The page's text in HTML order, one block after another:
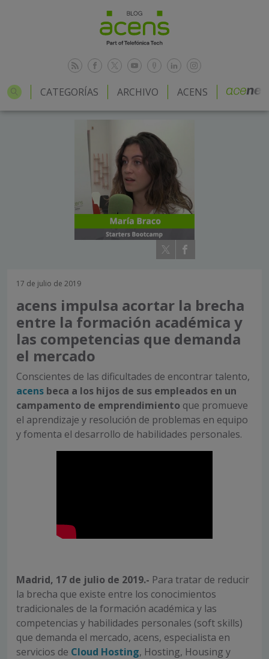
CATEGORÍAS ARCHIVO ACENS
17 de julio de 2019
acens impulsa acortar la brecha
entre la formación académica y
las competencias que demanda
el mercado
Conscientes de las dificultades de encontrar talento,
acens beca a los hijos de sus empleados en un
campamento de emprendimiento que promueve
el aprendizaje y resolución de problemas en equipo
y fomenta el desarrollo de habilidades personales.
Madrid, 17 de julio de 2019.- Para tratar de reducir
la brecha que existe entre los conocimientos
tradicionales de la formación académica y las
competencias y habilidades personales (soft skills)
que demanda el mercado, acens, especialista en
servicios de Cloud Hosting, Hosting, Housing y